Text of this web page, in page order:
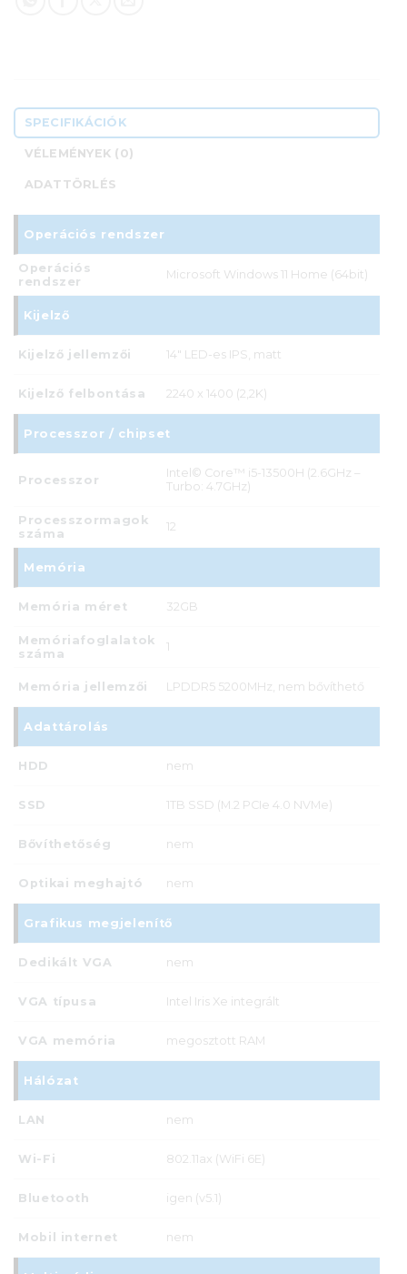
SPECIFIKÁCIÓK
VÉLEMÉNYEK (0)
ADATTÖRLÉS
Operációs rendszer
Operációs
rendszer
Microsoft Windows 11 Home (64bit)
Kijelző
Kijelző jellemzői 14" LED-es IPS, matt
Kijelző felbontása 2240 x 1400 (2,2K)
Processzor / chipset
Processzor
Intel© Core™ i5-13500H (2.6GHz –
Turbo: 4.7GHz)
Processzormagok
száma
12
Memória
Memória méret 32GB
Memóriafoglalatok
száma
1
Memória jellemzői LPDDR5 5200MHz, nem bővíthető
Adattárolás
HDD nem
SSD 1TB SSD (M.2 PCIe 4.0 NVMe)
Bővíthetőség nem
Optikai meghajtó nem
Grafikus megjelenítő
Dedikált VGA nem
VGA típusa Intel Iris Xe integrált
VGA memória megosztott RAM
Hálózat
LAN nem
Wi-Fi 802.11ax (WiFi 6E)
Bluetooth igen (v5.1)
Mobil internet nem